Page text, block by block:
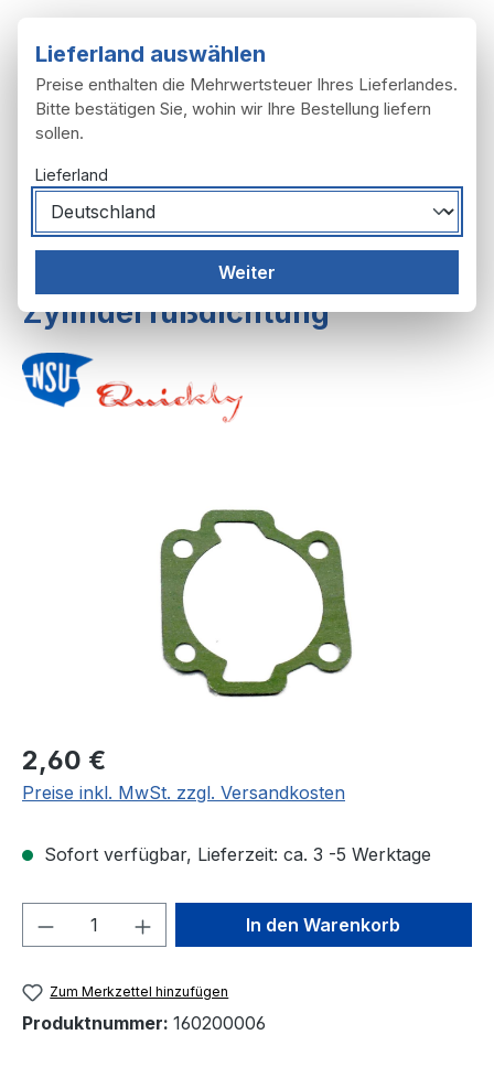
Zylinder, Kurbeltrieb
Zylinderfußdichtung
Regulärer Preis:
2,60 €
Preise inkl. MwSt. zzgl. Versandkosten
Sofort verfügbar, Lieferzeit: ca. 3 -5 Werktage
Produkt Anzahl: Gib denIn den Warenkorb
Zum Merkzettel hinzufügen
Produktnummer: 160200006
Lieferland auswählen
Preise enthalten die Mehrwertsteuer Ihres Lieferlandes.
Bitte bestätigen Sie, wohin wir Ihre Bestellung liefern
sollen.
Lieferland
Weiter